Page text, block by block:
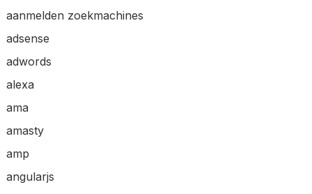
aanmelden zoekmachines
adsense
adwords
alexa
ama
amasty
amp
angularjs